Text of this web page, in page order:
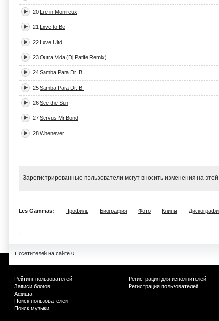
20 Life in Montreux
21 Love to Be
22 Love Ultd.
23Outra Vida (Dj Patife Remix)
24Samba Para Dr. B
25Samba Para Dr. B.
26See the Sun
27Servus Mr Bond
28Whenever
Зарегистрированные пользователи могут вносить изменения на
Les Gammas: Профиль Биография Фото Клипы
Посетителей на сайте 0
Рейтинг пользователей
Записи блогов
Афиша
Поиск пользователей
Поиск музыки
Регистрация для исполнителей
Регистрация пользователей